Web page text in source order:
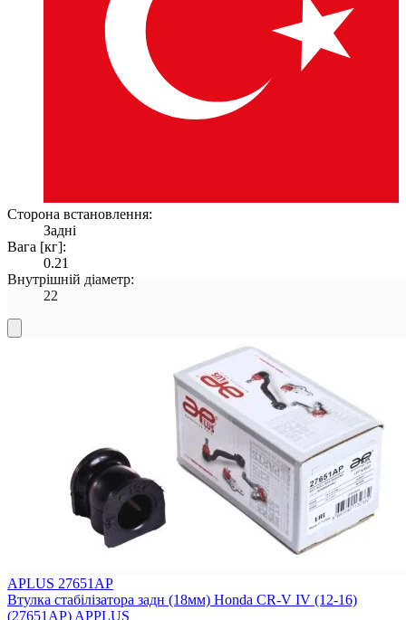
Сторона встановлення:
Задні
Вага [кг]:
0.21
Внутрішній діаметр:
22
APLUS 27651AP
Втулка стабілізатора задн (18мм) Honda CR-V IV (12-16)
(27651AP) APPLUS